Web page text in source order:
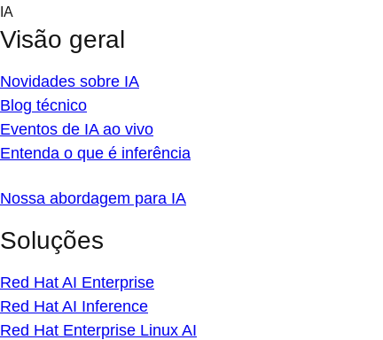
Skip
content
IA
Visão geral
Novidades sobre IA
Blog técnico
Eventos de IA ao vivo
Entenda o que é inferência
Nossa abordagem para IA
Soluções
Red Hat AI Enterprise
Red Hat AI Inference
Red Hat Enterprise Linux AI